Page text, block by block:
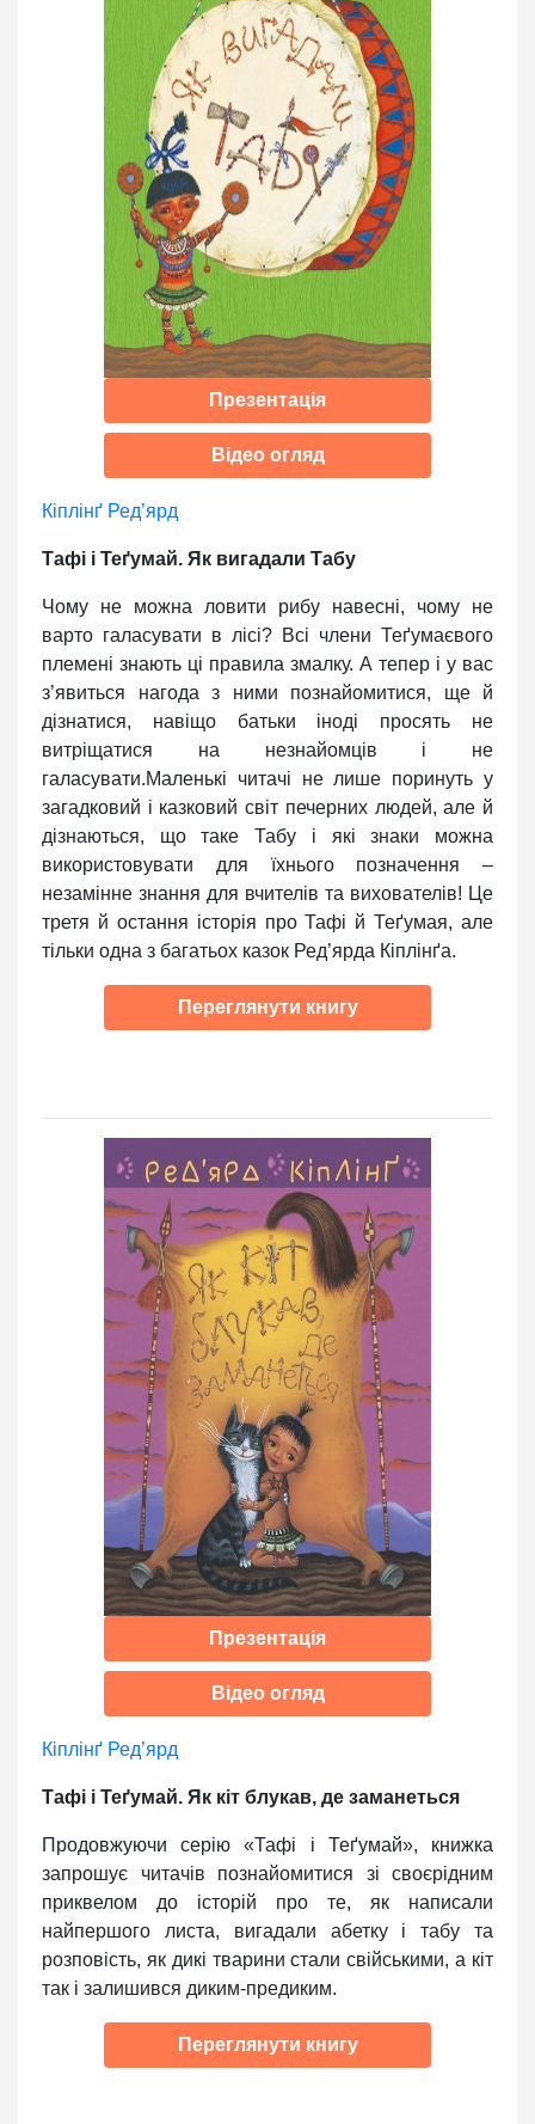
Презентація
Відео огляд
Кіплінґ Ред’ярд
Тафі і Теґумай. Як вигадали Табу
Чому не можна ловити рибу навесні, чому не
варто галасувати в лісі? Всі члени Теґумаєвого
племені знають ці правила змалку. А тепер і у вас
з’явиться нагода з ними познайомитися, ще й
дізнатися, навіщо батьки іноді просять не
витріщатися на незнайомців і не
галасувати.Маленькі читачі не лише поринуть у
загадковий і казковий світ печерних людей, але й
дізнаються, що таке Табу і які знаки можна
використовувати для їхнього позначення –
незамінне знання для вчителів та вихователів! Це
третя й остання історія про Тафі й Теґумая, але
тільки одна з багатьох казок Ред’ярда Кіплінґа.
Переглянути книгу
Презентація
Відео огляд
Кіплінґ Ред’ярд
Тафі і Теґумай. Як кіт блукав, де заманеться
Продовжуючи серію «Тафі і Теґумай», книжка
запрошує читачів познайомитися зі своєрідним
приквелом до історій про те, як написали
найпершого листа, вигадали абетку і табу та
розповість, як дикі тварини стали свійськими, а кіт
так і залишився диким-предиким.
Переглянути книгу